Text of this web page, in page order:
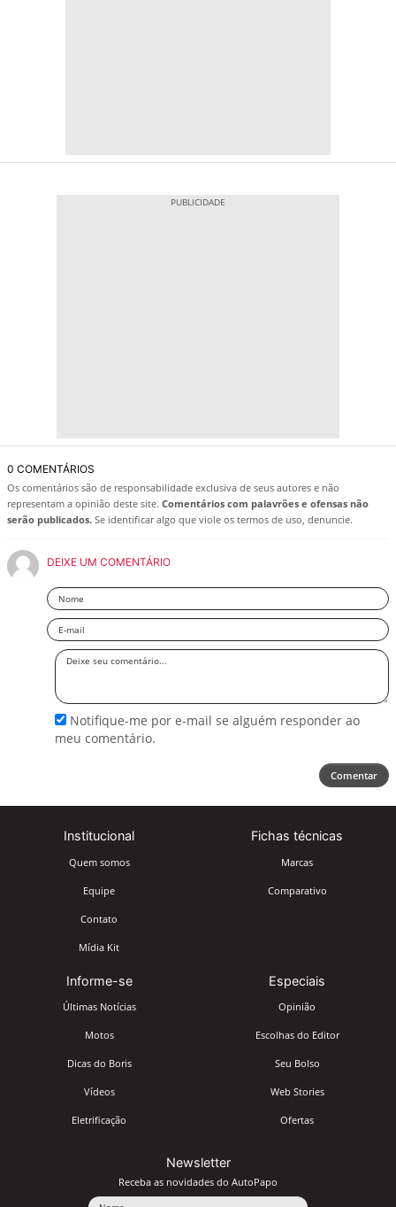
0 COMENTÁRIOS
Os comentários são de responsabilidade exclusiva de seus autores e não
representam a opinião deste site. Comentários com palavrões e ofensas não
serão publicados. Se identificar algo que viole os termos de uso, denuncie.
DEIXE UM COMENTÁRIO
Nome
Email
Deixe
Notifique-me por e-mail se alguém responder ao
meu comentário.
Comentar
Institucional
Quem somos
Equipe
Contato
Mídia Kit
Fichas técnicas
Marcas
Comparativo
Informe-se
Últimas Notícias
Motos
Dicas do Boris
Vídeos
Eletrificação
Especiais
Opinião
Escolhas do Editor
Seu Bolso
Web Stories
Ofertas
Newsletter
Receba as novidades do AutoPapo